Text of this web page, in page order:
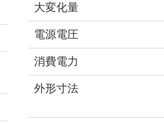
大変化量
電源電圧
消費電力
外形寸法